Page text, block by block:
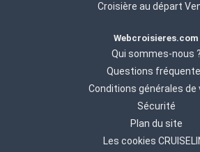
Croisière au départ
Webcroisieres.com
Qui sommes-nous ?
Questions
Conditions générales de
Sécurité
Plan du site
Les cookies